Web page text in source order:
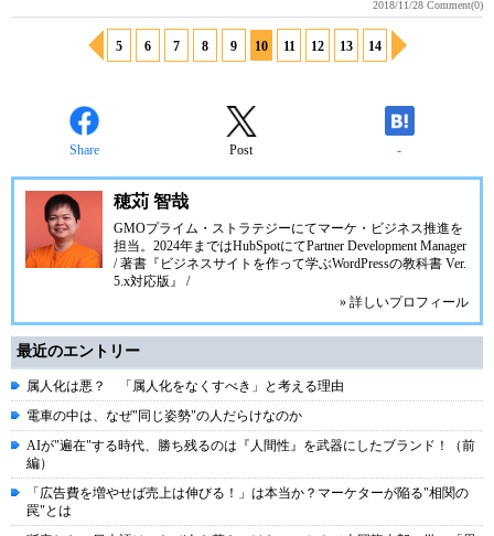
2018/11/28 Comment(0)
5 6 7 8 9 10 11 12 13 14
Share Post -
穂苅 智哉
GMOプライム・ストラテジーにてマーケ・ビジネス推進を
担当。2024年まではHubSpotにてPartner Development Manager
/ 著書『ビジネスサイトを作って学ぶWordPressの教科書 Ver.
5.x対応版』 /
» 詳しいプロフィール
最近のエントリー
属人化は悪？ 「属人化をなくすべき」と考える理由
電車の中は、なぜ"同じ姿勢"の人だらけなのか
AIが"遍在"する時代、勝ち残るのは『人間性』を武器にしたブランド！（前
編）
「広告費を増やせば売上は伸びる！」は本当か？マーケターが陥る"相関の
罠"とは